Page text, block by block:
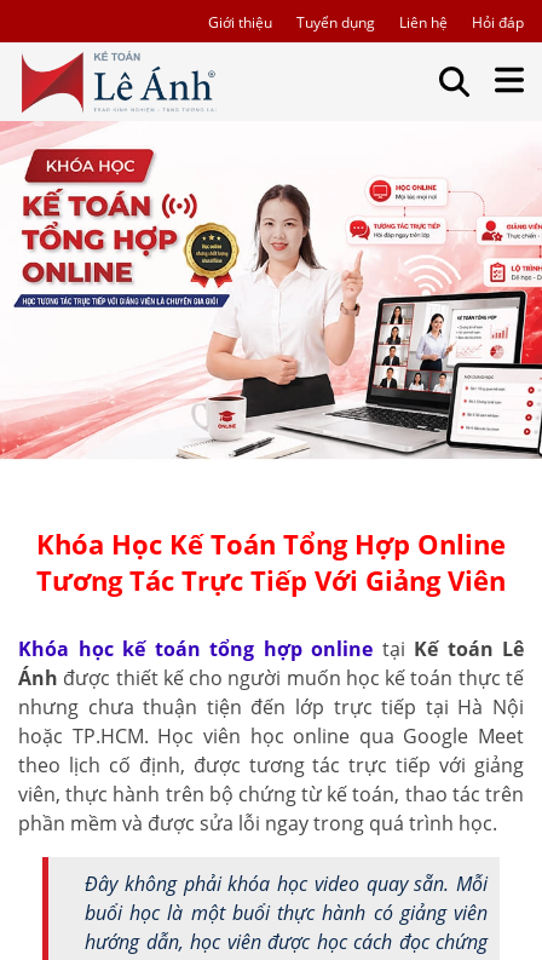
Giới thiệu Tuyển dụng Liên hệ Hỏi đáp
Khóa Học Kế Toán Tổng Hợp Online
Tương Tác Trực Tiếp Với Giảng Viên
Khóa học kế toán tổng hợp online tại Kế toán Lê
Ánh được thiết kế cho người muốn học kế toán thực tế
nhưng chưa thuận tiện đến lớp trực tiếp tại Hà Nội
hoặc TP.HCM. Học viên học online qua Google Meet
theo lịch cố định, được tương tác trực tiếp với giảng
viên, thực hành trên bộ chứng từ kế toán, thao tác trên
phần mềm và được sửa lỗi ngay trong quá trình học.
Đây không phải khóa học video quay sẵn. Mỗi
buổi học là một buổi thực hành có giảng viên
hướng dẫn, học viên được học cách đọc chứng